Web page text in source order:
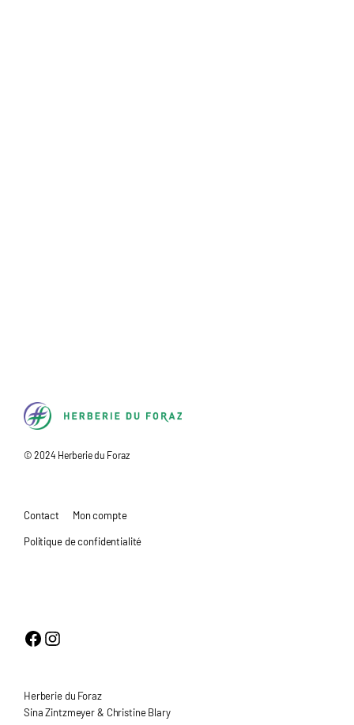
H
b
e
u
o
r
© 2024 Herberie du Foraz
Contact Mon compte
Politique de confidentialité
Facebook
Instagram
Herberie du Foraz
Sina Zintzmeyer & Christine Blary